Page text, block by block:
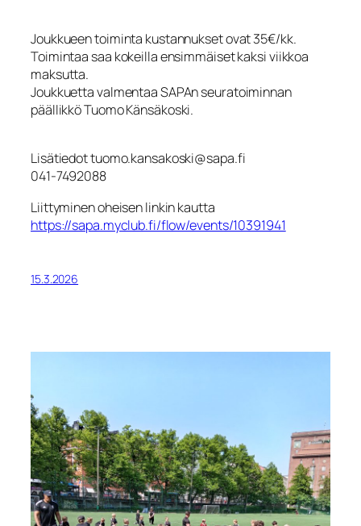
Joukkueen toiminta kustannukset ovat 35€/kk.
Toimintaa saa kokeilla ensimmäiset kaksi viikkoa
maksutta.
Joukkuetta valmentaa SAPAn seuratoiminnan
päällikkö Tuomo Känsäkoski.
Lisätiedot tuomo.kansakoski@sapa.fi
041-7492088
Liittyminen oheisen linkin kautta
https://sapa.myclub.fi/flow/events/10391941
15.3.2026